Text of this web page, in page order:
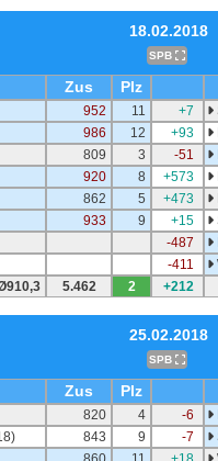
18.02.2018
SPB
Zus Plz
952 11 +7
986 12 +93
809 3 -51
920 8 +573
862 5 +473
933 9 +15
-487
-411
5.462 2 +212
25.02.2018
SPB
Zus Plz
820 4 -6
843 9 -7